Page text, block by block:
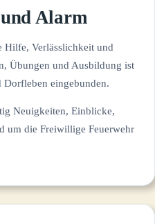
Alarm
Hilfe, Verlässlichkeit und
Übungen und Ausbildung ist
Dorfleben eingebunden.
Neuigkeiten, Einblicke,
um die Freiwillige Feuerwehr